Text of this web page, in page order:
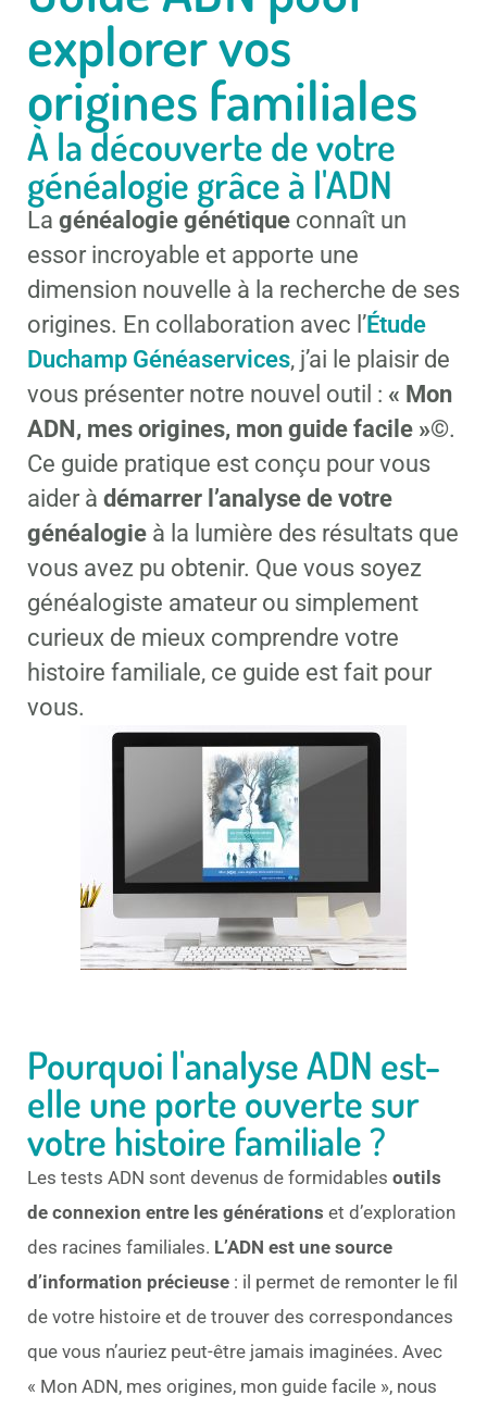
explorer vos
origines familiales
À la découverte de votre
généalogie grâce à l'ADN
La généalogie génétique connaît un
essor incroyable et apporte une
dimension nouvelle à la recherche de ses
origines. En collaboration avec l’Étude
Duchamp Généaservices, j’ai le plaisir de
vous présenter notre nouvel outil : « Mon
ADN, mes origines, mon guide facile »©.
Ce guide pratique est conçu pour vous
aider à démarrer l’analyse de votre
généalogie à la lumière des résultats que
vous avez pu obtenir. Que vous soyez
généalogiste amateur ou simplement
curieux de mieux comprendre votre
histoire familiale, ce guide est fait pour
vous.
Pourquoi l'analyse ADN est-
elle une porte ouverte sur
votre histoire familiale ?
Les tests ADN sont devenus de formidables outils
de connexion entre les générations et d’exploration
des racines familiales. L’ADN est une source
d’information précieuse : il permet de remonter le fil
de votre histoire et de trouver des correspondances
que vous n’auriez peut-être jamais imaginées. Avec
« Mon ADN, mes origines, mon guide facile », nous